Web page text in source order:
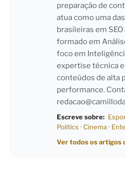
preparação de
atua como uma
brasileiras em
formado em
foco em
expertise técnica
conteúdos de alta
performance.
Escreve sobre:
Politics · Cinema·
Ver todos os artigos